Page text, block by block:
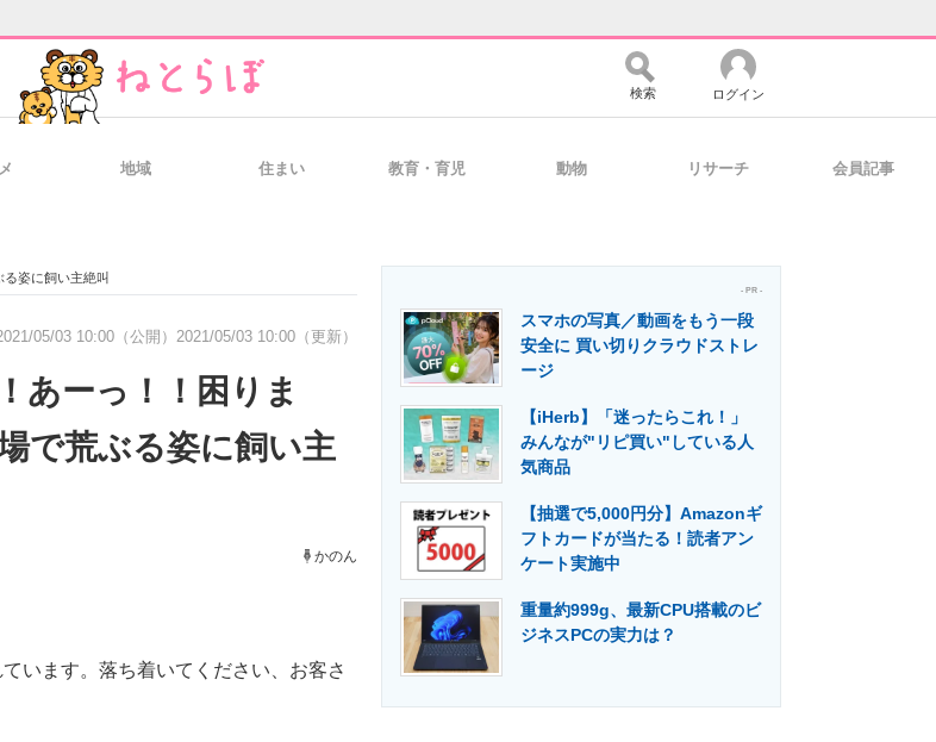
経営リーダーのコミュニティ マーケ×ITの今がよく分かる
IT製品の技術・比較・事例 製造業のIT導入・活用を支援
エネルギーの専門メディア 建設×テクノロジーの最前線
検索 ログイン
地域 住まい 教育・育児 動物 リサーチ 会員記事
姿に飼い主絶叫
05/03 10:00（公開） 2021/05/03 10:00（更新）
あーっ！！困りま
で荒ぶる姿に飼い主
かのん
います。落ち着いてください、お客さ
- PR -
スマホの写真／動画をもう一段
安全に 買い切りクラウドストレ
ージ
【iHerb】「迷ったらこれ！」
みんなが"リピ買い"している人
気商品
【抽選で5,000円分】Amazonギ
フトカードが当たる！読者アン
ケート実施中
重量約999g、最新CPU搭載のビ
ジネスPCの実力は？